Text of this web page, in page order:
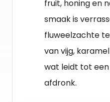
fruit, honing en
smaak is
fluweelzachte
van vijg,
wat leidt tot
afdronk.